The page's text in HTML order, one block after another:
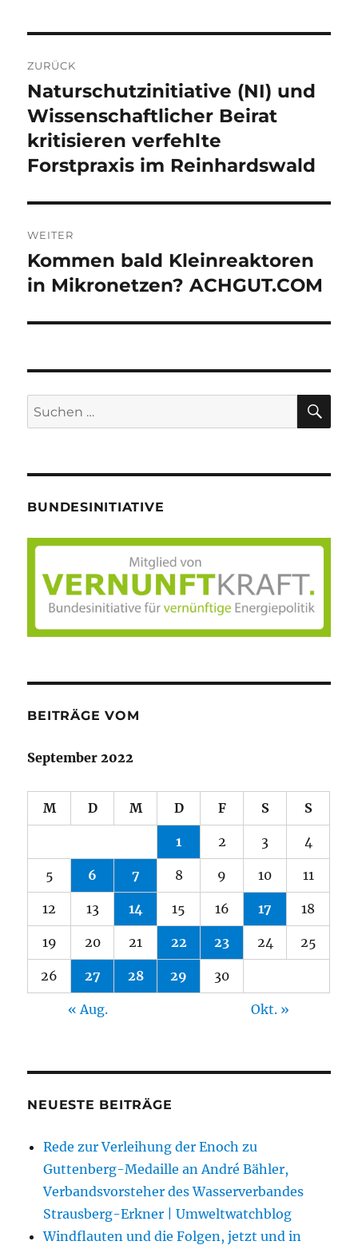
ZURÜCK
Vorheriger
Beitrag:
Naturschutzinitiative (NI) und
Wissenschaftlicher Beirat
kritisieren verfehlte
Forstpraxis im Reinhardswald
WEITER
Nächster
Beitrag:
Kommen bald Kleinreaktoren
in Mikronetzen? ACHGUT.COM
Suche
nach:
BUNDESINITIATIVE
BEITRÄGE VOM
September 2022
M D M D F S S
1 2 3 4
5 6 7 8 9 10 11
12 13 14 15 16 17 18
19 20 21 22 23 24 25
26 27 28 29 30
« Aug. Okt. »
NEUESTE BEITRÄGE
Rede zur Verleihung der Enoch zu
Guttenberg-Medaille an André Bähler,
Verbandsvorsteher des Wasserverbandes
Strausberg-Erkner | Umweltwatchblog
Windflauten und die Folgen, jetzt und in